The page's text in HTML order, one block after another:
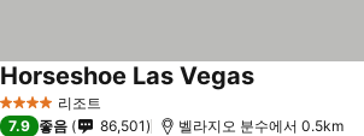
4 성급 리조트
Horseshoe Las Vegas요금 보기
7.9 좋음 86,501 벨라지오 분수에서 0.5km